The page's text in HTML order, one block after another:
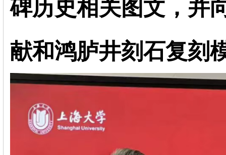
碑历史相关图文，并
献和鸿胪井刻石复刻